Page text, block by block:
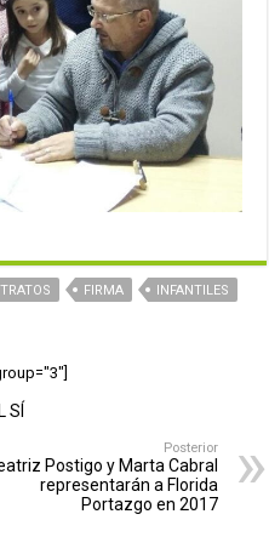
FIRMA
INFANTILES
SÍ
Posterior
Postigo y Marta Cabral
representarán a Florida
Portazgo en 2017